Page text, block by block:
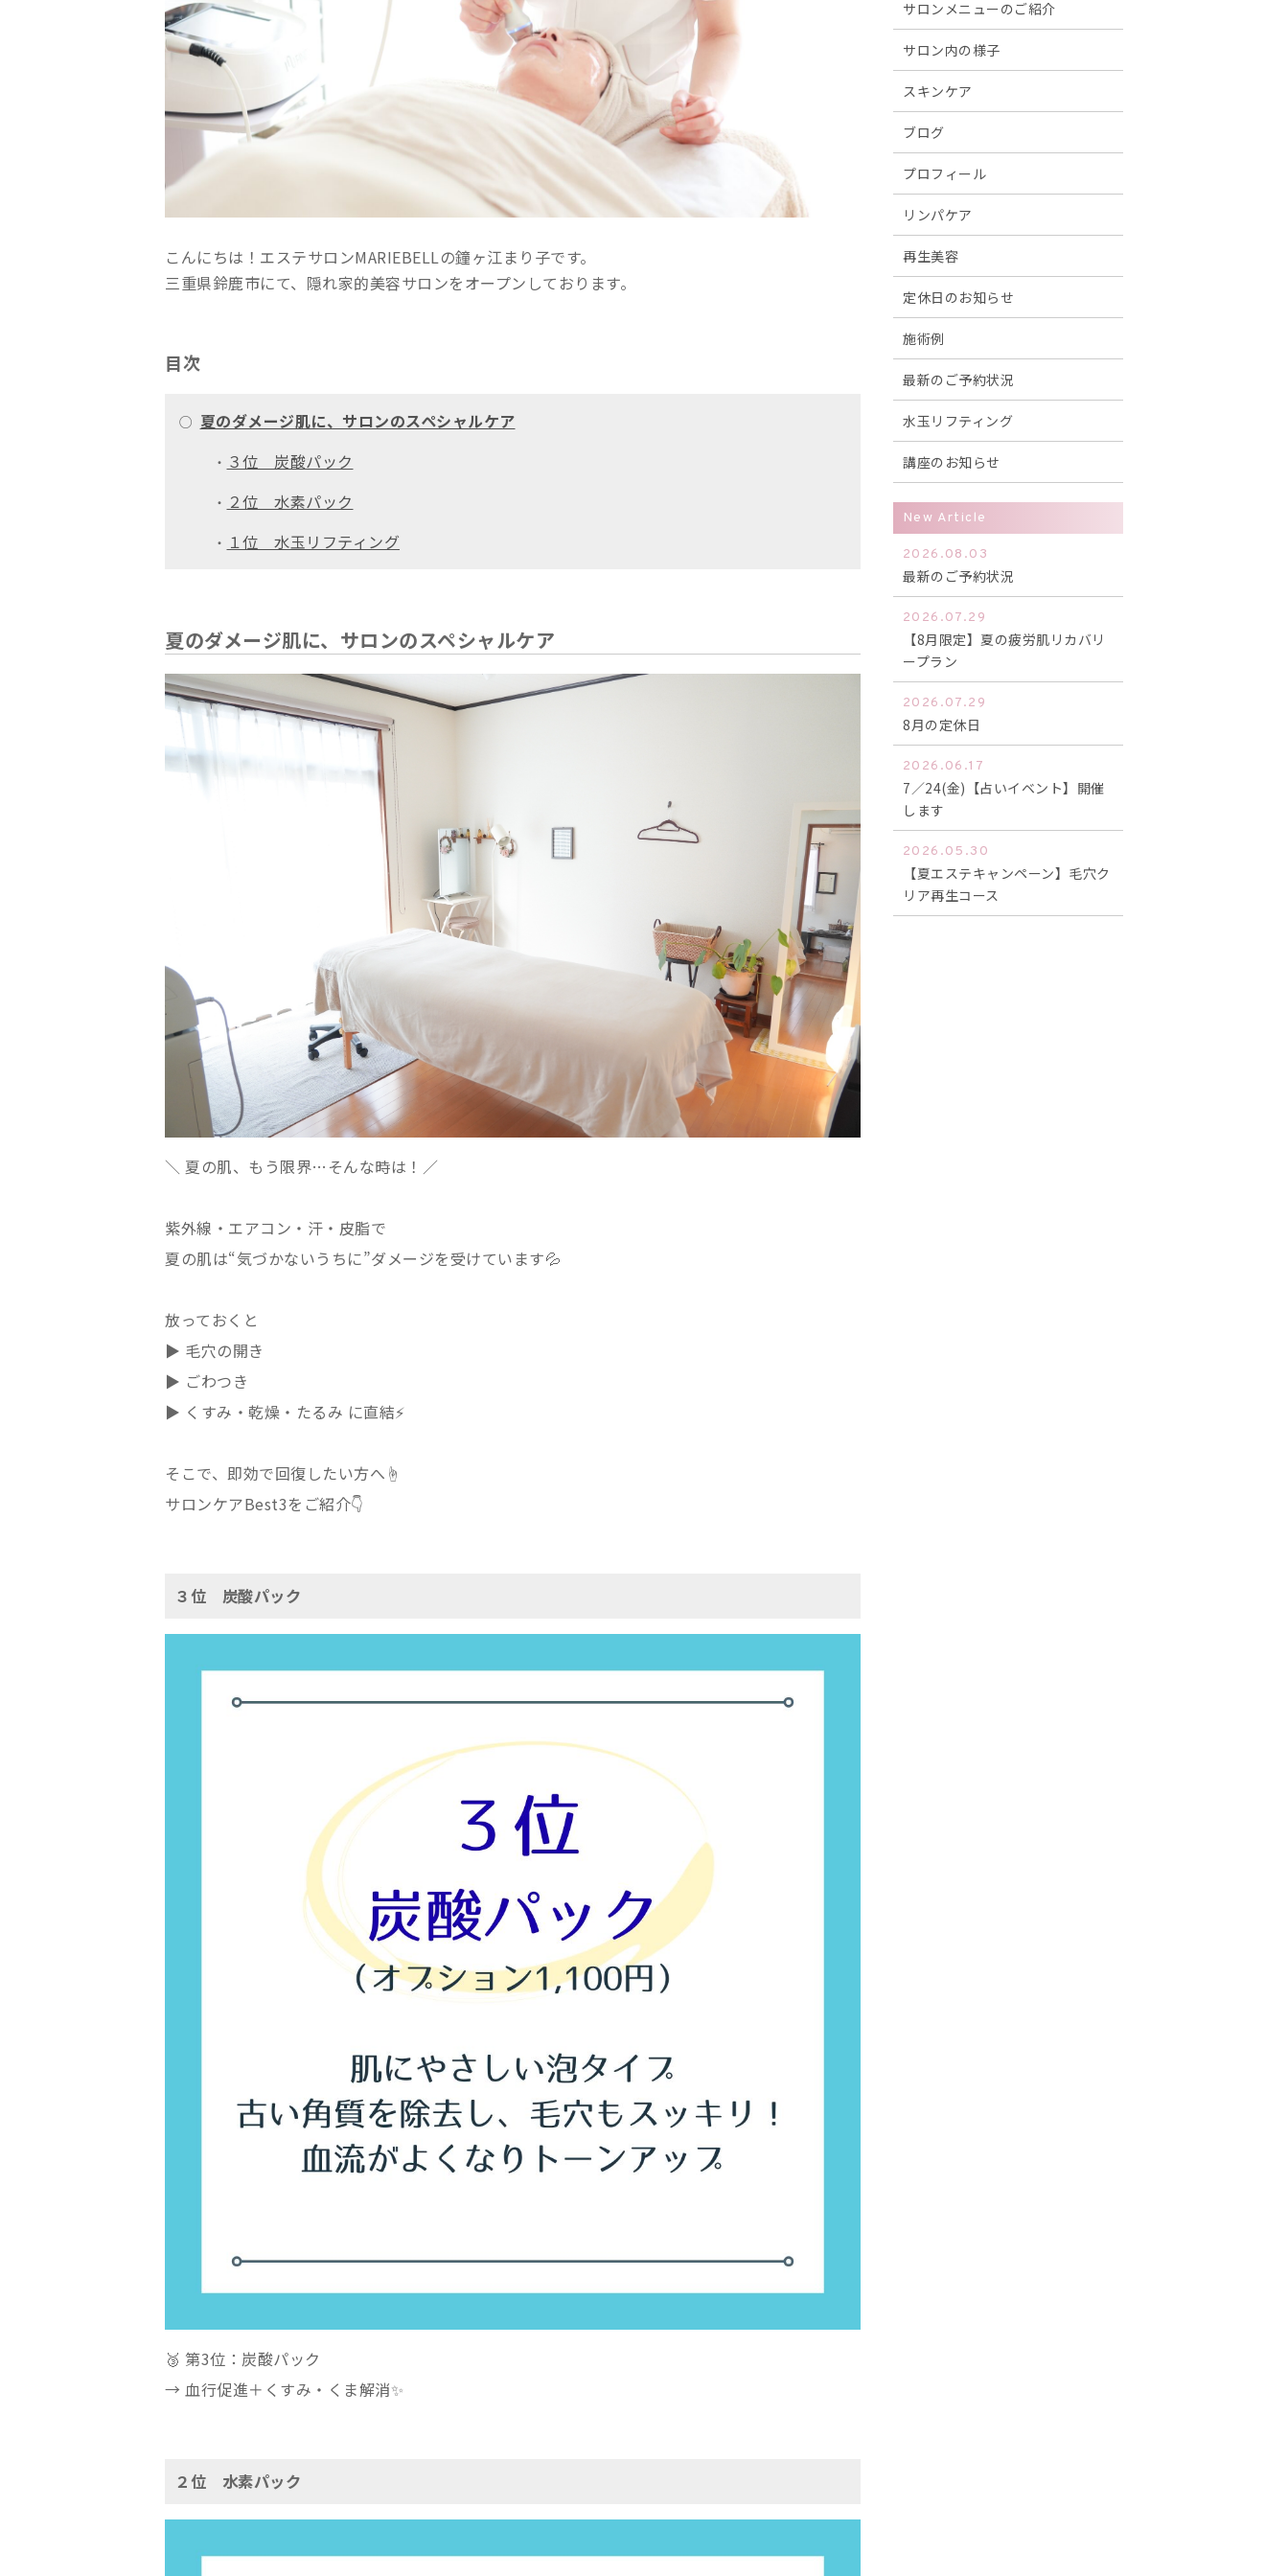
こんにちは！エステサロンMARIEBELLの鐘ヶ江まり子です。
三重県鈴鹿市にて、隠れ家的美容サロンをオープンしております。
目次
○ 夏のダメージ肌に、サロンのスペシャルケア
・ ３位 炭酸パック
・ ２位 水素パック
・ １位 水玉リフティング
夏のダメージ肌に、サロンのスペシャルケア
＼ 夏の肌、もう限界…そんな時は！／
紫外線・エアコン・汗・皮脂で
夏の肌は“気づかないうちに”ダメージを受けています💦
放っておくと
▶︎ 毛穴の開き
▶︎ ごわつき
▶︎ くすみ・乾燥・たるみ に直結⚡️
そこで、即効で回復したい方へ☝️
サロンケアBest3をご紹介👇
３位 炭酸パック
🥉 第3位：炭酸パック
→ 血行促進＋くすみ・くま解消✨
２位 水素パック
サロンメニューのご紹介
サロン内の様子
スキンケア
ブログ
プロフィール
リンパケア
再生美容
定休日のお知らせ
施術例
最新のご予約状況
水玉リフティング
講座のお知らせ
New Article
2026.08.03
最新のご予約状況
2026.07.29
【8月限定】夏の疲労肌リカバリ
ープラン
2026.07.29
8月の定休日
2026.06.17
7／24(金)【占いイベント】開催
します
2026.05.30
【夏エステキャンペーン】毛穴ク
リア再生コース